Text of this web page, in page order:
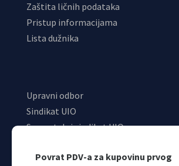
Povrat PDV-a za kupovinu prvog
Zaštita ličnih podataka
Pristup informacijama
Lista dužnika
Upravni odbor
Sindikat UIO
Samostalni sindikat UIO
Odjeljenje za makroekonomsku analizu